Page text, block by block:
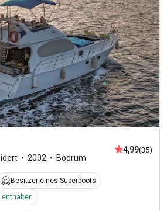
2002 Bodrum
4,99(35)
Besitzer eines Superboots
enthalten